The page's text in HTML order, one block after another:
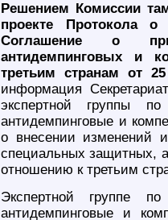
Решением Комиссии
проекте Протокола
Соглашение о
антидемпинговых и
третьим странам от
информация
экспертной группы
антидемпинговые и
о внесении изменений
специальных защитных,
отношению к третьим
Экспертной группе
антидемпинговые и